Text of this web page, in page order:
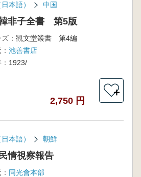
本語） 中国
非子全書 第5版
： 観文堂叢書 第4編
池善書店
1923/
2,750 円
＋
本語） 朝鮮
情視察報告
同光會本部